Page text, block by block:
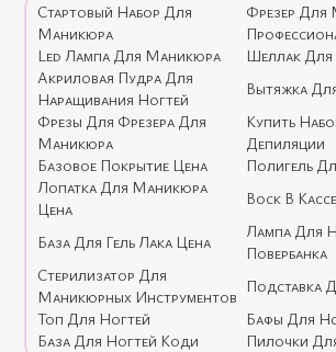
Стартовый Набор Для
Маникюра
Фрезер
Led Лампа Для Маникюра
Шеллак Для
Акриловая Пудра Для
Наращивания Ногтей
Вытяжка
Фрезы Для Фрезера Для
Маникюра
Купить
Депиляции
Базовое Покрытие Цена
Полигель
Лопатка Для Маникюра
Цена
Воск В
База Для Гель Лака Цена
Лампа Для
Повербанка
Стерилизатор Для
Маникюрных Инструментов
Подставка
Топ Для Ногтей
Бафы Для
База Для Ногтей Коди
Пилочки